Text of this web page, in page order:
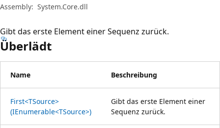
Assembly: System.Core.dll
Gibt das erste Element einer Sequenz zurück.
Überlädt
Name Beschreibung
First<TSource>
(IEnumerable<TSource>)
Gibt das erste Element einer
Sequenz zurück.